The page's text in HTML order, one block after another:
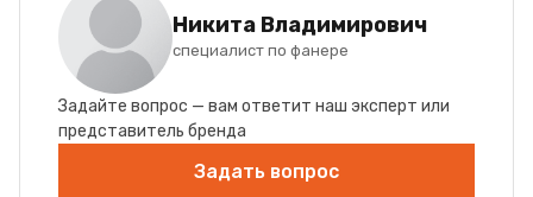
Никита Владимирович
специалист по фанере
Задайте вопрос — вам ответит наш эксперт или
представитель бренда
Задать вопрос